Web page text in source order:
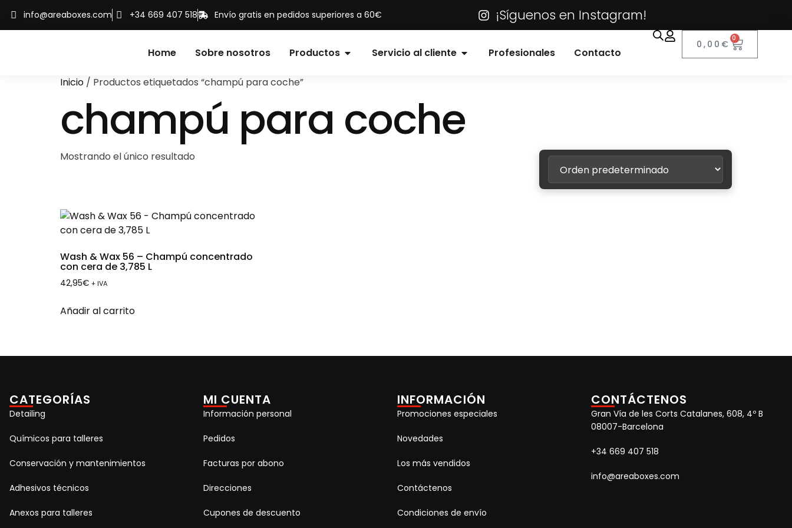
info@areaboxes.com +34 669 407 518 Envío gratis en pedidos superiores a 60€ ¡Síguenos en Instagram!
Home Sobre nosotros Productos Servicio al cliente Profesionales Contacto
0,00 €
0
Inicio / Productos etiquetados “champú para coche”
champú para coche
Mostrando el único resultado
Wash & Wax 56 – Champú concentrado
con cera de 3,785 L
42,95€ + IVA
Añadir al carrito
CATEGORÍAS
Detailing
Químicos para talleres
Conservación y mantenimientos
Adhesivos técnicos
Anexos para talleres
MI CUENTA
Información personal
Pedidos
Facturas por abono
Direcciones
Cupones de descuento
INFORMACIÓN
Promociones especiales
Novedades
Los más vendidos
Contáctenos
Condiciones de envío
CONTÁCTENOS
Gran Vía de les Corts Catalanes, 608, 4º B
08007-Barcelona
+34 669 407 518
info@areaboxes.com